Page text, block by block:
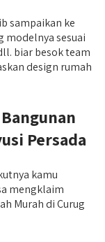
sampaikan ke
modelnya sesuai
biar besok team
design rumah
Persada
kamu
mengklaim
Murah di Curug